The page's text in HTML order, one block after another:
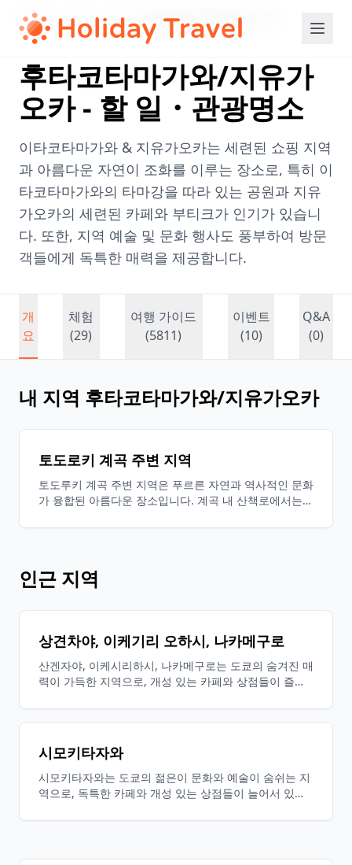
Home / 간토 / 도쿄 후타코타마가와/지유가오카
후타코타마가와/지유가
오카 - 할 일・관광명소
이타코타마가와 & 지유가오카는 세련된 쇼핑 지역
과 아름다운 자연이 조화를 이루는 장소로, 특히 이
타코타마가와의 타마강을 따라 있는 공원과 지유
가오카의 세련된 카페와 부티크가 인기가 있습니
다. 또한, 지역 예술 및 문화 행사도 풍부하여 방문
객들에게 독특한 매력을 제공합니다.
개
요
체험
(29)
여행 가이드
(5811)
이벤트
(10)
Q&A
(0)
내 지역 후타코타마가와/지유가오카
토도로키 계곡 주변 지역
토도루키 계곡 주변 지역은 푸르른 자연과 역사적인 문화
가 융합된 아름다운 장소입니다. 계곡 내 산책로에서는
수 있어 도시의 소음을 잊게 해주는 힐링 공간이 됩니다.
인근 지역
상견차야, 이케기리 오하시, 나카메구로
산겐자야, 이케시리하시, 나카메구로는 도쿄의 숨겨진 매
력이 가득한 지역으로, 개성 있는 카페와 상점들이 즐비
따라 봄에는 벚꽃이 아름답게 피어나며, 친구 및 가족과
시모키타자와
시모키타자와는 도쿄의 젊은이 문화와 예술이 숨쉬는 지
역으로, 독특한 카페와 개성 있는 상점들이 늘어서 있습
악과 연극이 활발한 거리로 알려져 있으며, 방문객들에게